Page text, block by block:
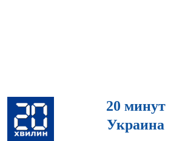
20 минут
Украина